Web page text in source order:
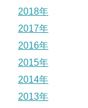
2018年
2017年
2016年
2015年
2014年
2013年